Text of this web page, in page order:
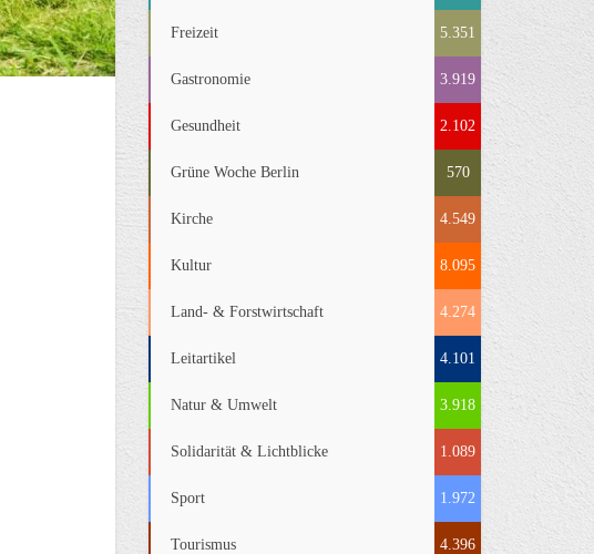
Freizeit 5.351
Gastronomie 3.919
Gesundheit 2.102
Grüne Woche Berlin 570
Kirche 4.549
Kultur 8.095
Land- & Forstwirtschaft 4.274
Leitartikel 4.101
Natur & Umwelt 3.918
Solidarität & Lichtblicke 1.089
Sport 1.972
Tourismus 4.396